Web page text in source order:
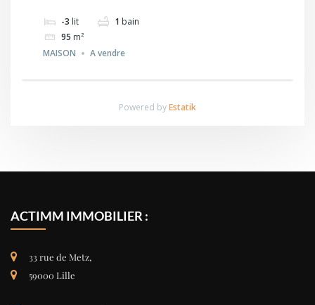
-3 lit 1 bain
95 m²
MAISON A vendre
Powered byEstatik
ACTIMM IMMOBILIER :
33 rue de Metz,
59000 Lille